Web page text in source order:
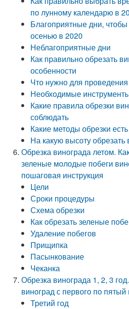
по лунному календарю в
Благоприятные дни,
осенью в 2020
Неблагоприятные дни
Как правильно обрезать
особенности
Что нужно для
Необходимые
Какие правила обрезки
соблюдать
Какие методы обрезки есть
На какую высоту обрезать
Обрезка винограда летом.
зеленые молодые побеги
пошаговая инструкция
Цели
Сроки процедуры
Схема обрезки
Как обрезать зеленые
Удаление побегов
Прищипка
Пасынкование
Чеканка
Обрезка винограда 1, 2, 3
виноград с первого по
Третий год